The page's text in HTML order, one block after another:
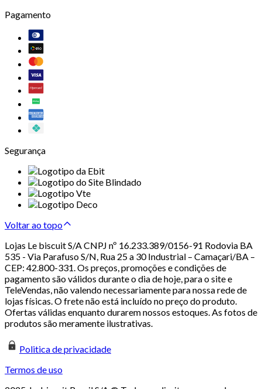
Pagamento
Segurança
Voltar ao topo
Lojas Le biscuit S/A CNPJ nº 16.233.389/0156-91 Rodovia BA
535 - Via Parafuso S/N, Rua 25 a 30 Industrial – Camaçari/BA –
CEP: 42.800-331. Os preços, promoções e condições de
pagamento são válidos durante o dia de hoje, para o site e
TeleVendas, não valendo necessariamente para nossa rede de
lojas físicas. O frete não está incluído no preço do produto.
Ofertas válidas enquanto durarem nossos estoques. As fotos de
produtos são meramente ilustrativas.
Politica de privacidade
Termos de uso